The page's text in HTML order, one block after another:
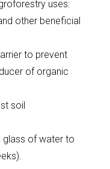
uses:
other beneficial
to prevent
of organic
soil
glass of water to